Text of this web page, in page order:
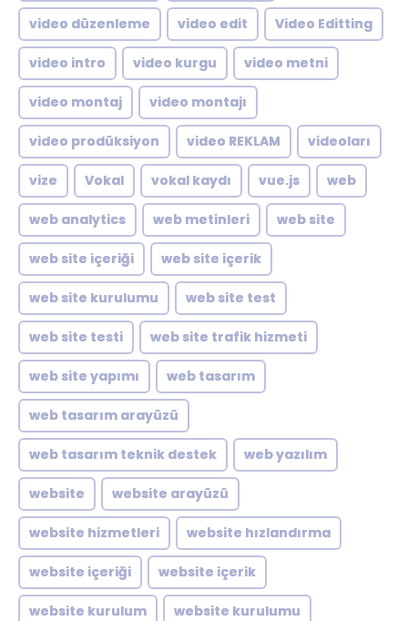
video düzenleme video edit Video Editting
video intro video kurgu video metni
video montaj video montajı
video prodüksiyon video REKLAM videoları
vize Vokal vokal kaydı vue.js web
web analytics web metinleri web site
web site içeriği web site içerik
web site kurulumu web site test
web site testi web site trafik hizmeti
web site yapımı web tasarım
web tasarım arayüzü
web tasarım teknik destek web yazılım
website website arayüzü
website hizmetleri website hızlandırma
website içeriği website içerik
website kurulum website kurulumu